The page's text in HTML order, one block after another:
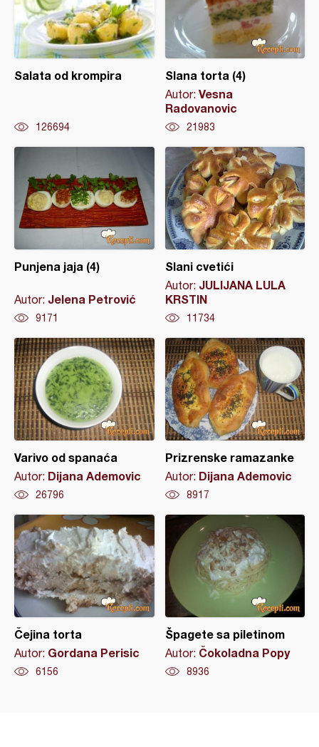
Salata od krompira
126694
Slana torta (4)
Autor: Vesna
Radovanovic
21983
Punjena jaja (4)
Autor: Jelena Petrović
9171
Slani cvetići
Autor: JULIJANA LULA
KRSTIN
11734
Varivo od spanaća
Autor: Dijana Ademovic
26796
Prizrenske ramazanke
Autor: Dijana Ademovic
8917
Čejina torta
Autor: Gordana Perisic
6156
Špagete sa piletinom
Autor: Čokoladna Popy
8936